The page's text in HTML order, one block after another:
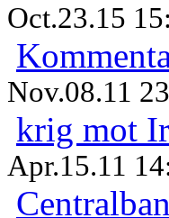
Oct.23.15
Nov.08.11
krig mot
Apr.15.11